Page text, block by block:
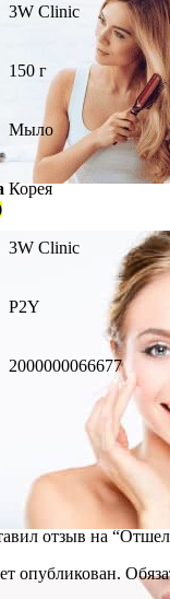
3W Clinic
150 г
Мыло
Корея
3W Clinic
P2Y
2000000066677
отзыв на
опубликован.